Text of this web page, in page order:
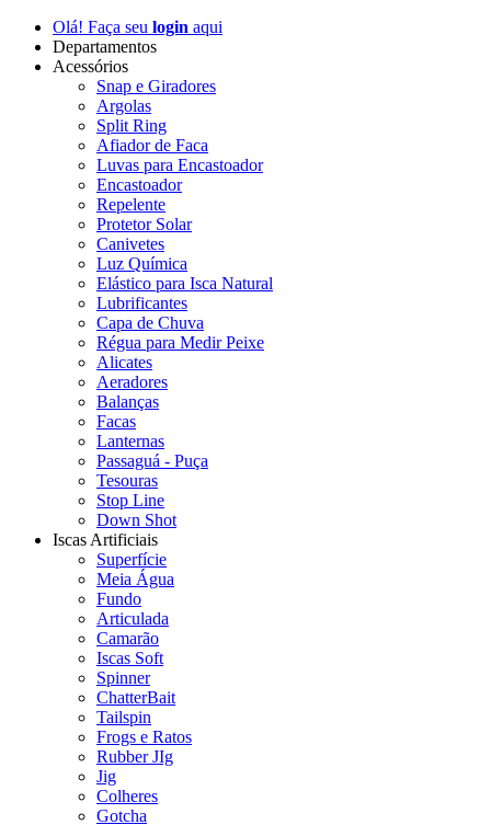
Olá! Faça seu login aqui
Departamentos
Acessórios
Snap e Giradores
Argolas
Split Ring
Afiador de Faca
Luvas para Encastoador
Encastoador
Repelente
Protetor Solar
Canivetes
Luz Química
Elástico para Isca Natural
Lubrificantes
Capa de Chuva
Régua para Medir Peixe
Alicates
Aeradores
Balanças
Facas
Lanternas
Passaguá - Puça
Tesouras
Stop Line
Down Shot
Iscas Artificiais
Superfície
Meia Água
Fundo
Articulada
Camarão
Iscas Soft
Spinner
ChatterBait
Tailspin
Frogs e Ratos
Rubber JIg
Jig
Colheres
Gotcha